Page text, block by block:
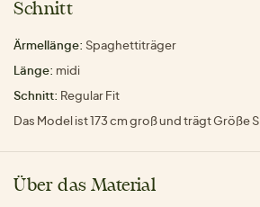
Schnitt
Ärmellänge: Spaghettiträger
Länge: midi
Schnitt: Regular Fit
Das Model ist 173 cm groß und trägt Größe S
Über das Material